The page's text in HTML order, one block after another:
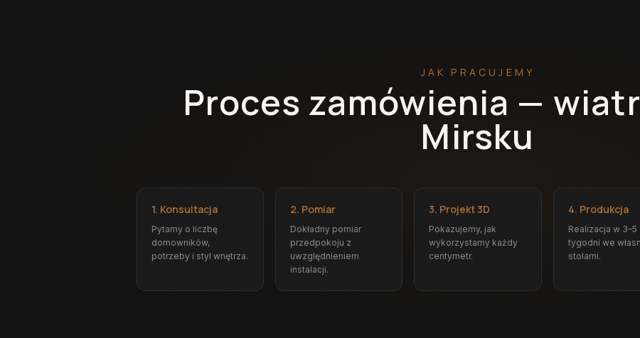
JAK PRACUJEMY
Proces zamówienia —
Mirsku
1. Konsultacja
Pytamy o liczbę
domowników,
potrzeby i styl wnętrza.
2. Pomiar
Dokładny pomiar
przedpokoju z
uwzględnieniem
instalacji.
3. Projekt 3D
Pokazujemy, jak
wykorzystamy każdy
centymetr.
4. Produkcja
Realizacja w 3–5
tygodni we
stolarni.